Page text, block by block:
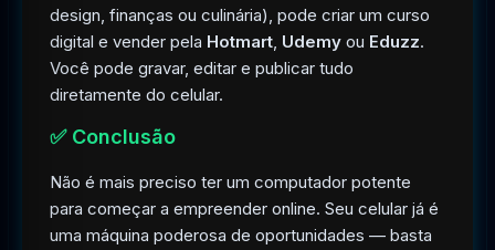
design, finanças ou culinária), pode criar um curso
digital e vender pela Hotmart, Udemy ou Eduzz.
Você pode gravar, editar e publicar tudo
diretamente do celular.
✅ Conclusão
Não é mais preciso ter um computador potente
para começar a empreender online. Seu celular já é
uma máquina poderosa de oportunidades — basta